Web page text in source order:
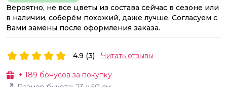
Вероятно, не все цветы из состава сейчас в сезоне или
в наличии, соберём похожий, даже лучше. Согласуем с
Вами замены после оформления заказа.
+ 189 бонусов за покупку
4.9 (3) Читать отзывы